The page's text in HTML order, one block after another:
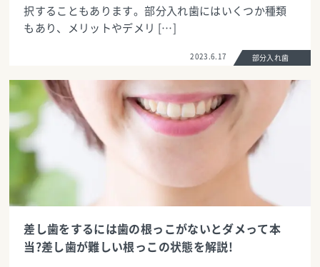
択することもあります。部分入れ歯にはいくつか種類
もあり、メリットやデメリ […]
2023.6.17 部分入れ歯
差し歯をするには歯の根っこがないとダメって本
当?差し歯が難しい根っこの状態を解説!